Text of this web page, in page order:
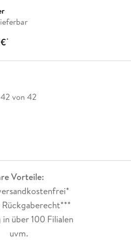
*
42 von 42
Vorteile:
Rückgaberecht***
über 100 Filialen
uvm.